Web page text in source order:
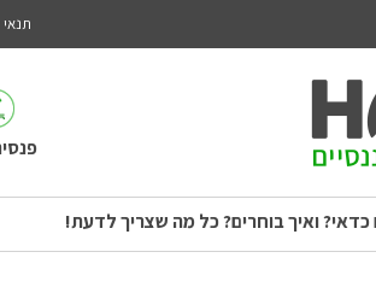
ואיך בוחרים? כל מה שצריך לדעת!